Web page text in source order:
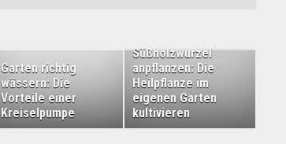
Garten richtig
wässern: Die
Vorteile einer
Kreiselpumpe
Süßholzwurzel
anpflanzen: Die
Heilpflanze im
eigenen Garten
kultivieren